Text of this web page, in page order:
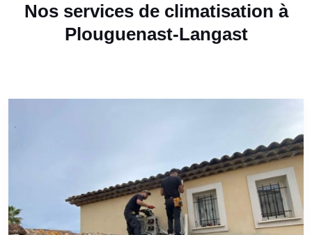
Nos services de climatisation à
Plouguenast-Langast